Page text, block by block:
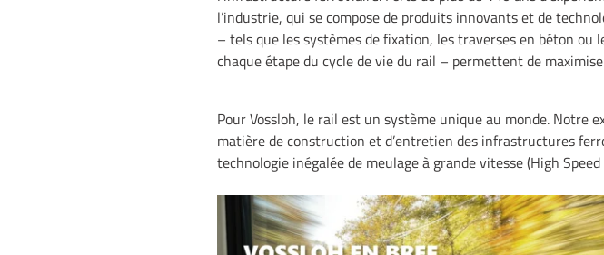
l’industrie, qui se compose de produits innovants et de
– tels que les systèmes de fixation, les traverses en béton
chaque étape du cycle de vie du rail – permettent de
Pour Vossloh, le rail est un système unique au monde. Notre
matière de construction et d’entretien des infrastructures
technologie inégalée de meulage à grande vitesse (High